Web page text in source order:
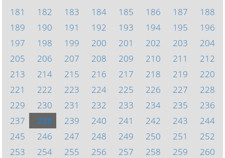
181
182 183 184 185 186 187
188
189
190 191 192 193 194 195
196
197
198 199 200 201 202 203
204
205
206 207 208 209 210 211
212
213
214 215 216 217 218 219
220
221
222 223 224 225 226 227
228
229
230 231 232 233 234 235
236
237
238 239 240 241 242 243
244
245
246 247 248 249 250 251
252
253
254 255 256 257 258 259
260